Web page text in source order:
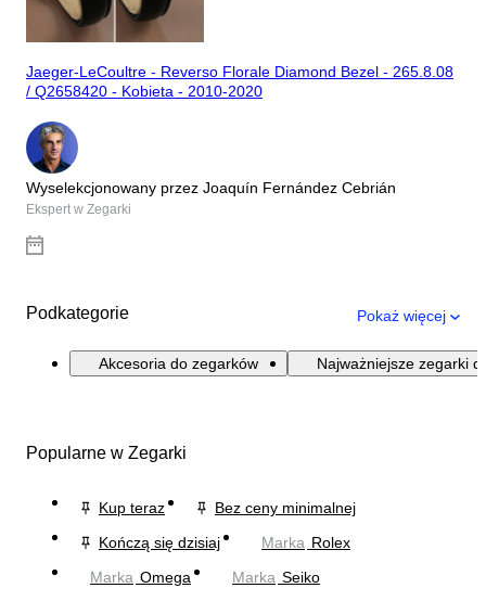
Jaeger-LeCoultre - Reverso Florale Diamond Bezel - 265.8.08
/ Q2658420 - Kobieta - 2010-2020
Wyselekcjonowany przez Joaquín Fernández Cebrián
Ekspert w Zegarki
Podkategorie Pokaż więcej
Akcesoria do zegarków Najważniejsze zegarki
Popularne w Zegarki
Kup teraz
Bez ceny minimalnej
Kończą się dzisiaj
Marka Rolex
Marka Omega Marka Seiko